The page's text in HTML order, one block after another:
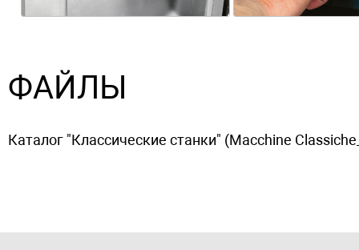
ФАЙЛЫ
Каталог "Классические станки" (Macchine